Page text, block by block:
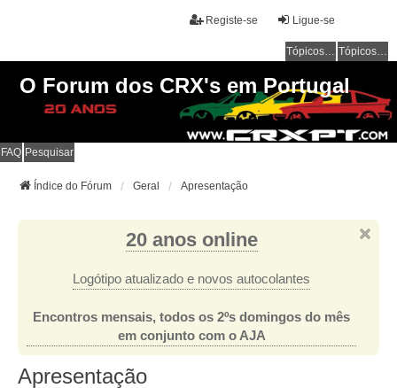
Ligue-se
Registe-se
Tópicos sem resposta Tópicos ativos
O Forum dos CRX's em Portugal
FAQ Pesquisar
Índice do Fórum Geral Apresentação
20 anos online
Logótipo atualizado e novos autocolantes
Encontros mensais, todos os 2ºs domingos do mês
em conjunto com o AJA
Apresentação